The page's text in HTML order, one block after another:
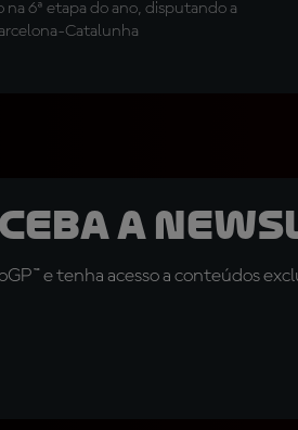
6ª etapa do ano, disputando a
Catalunha
a
e tenha acesso a conteúdos